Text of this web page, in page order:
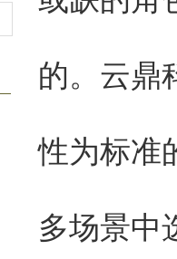
的。云鼎
性为标准
多场景中